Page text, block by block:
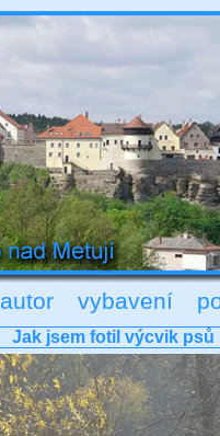
autor vybavení
Jak jsem fotil výcvik psů